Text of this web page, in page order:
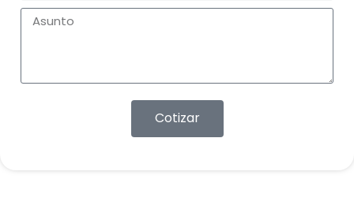
Cotizar